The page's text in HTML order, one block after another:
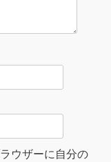
ウザーに自分の